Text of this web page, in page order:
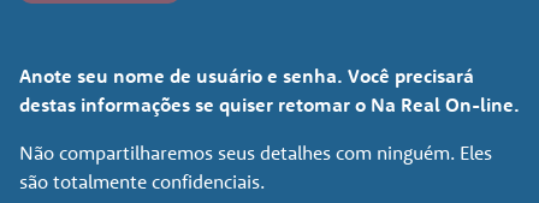
Anote seu nome de usuário e senha. Você precisará
destas informações se quiser retomar o Na Real On-line.
Não compartilharemos seus detalhes com ninguém. Eles
são totalmente confidenciais.